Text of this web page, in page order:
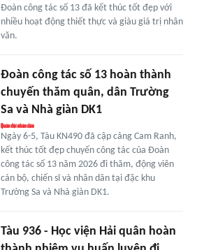
Đoàn công tác số 13 đã kết thúc tốt đẹp với
nhiều hoạt động thiết thực và giàu giá trị nhân
văn.
Đoàn công tác số 13 hoàn thành
chuyến thăm quân, dân Trường
Sa và Nhà giàn DK1
Ngày 6-5, Tàu KN490 đã cập cảng Cam Ranh,
kết thúc tốt đẹp chuyến công tác của Đoàn
công tác số 13 năm 2026 đi thăm, động viên
cán bộ, chiến sĩ và nhân dân tại đặc khu
Trường Sa và Nhà giàn DK1.
Tàu 936 - Học viện Hải quân hoàn